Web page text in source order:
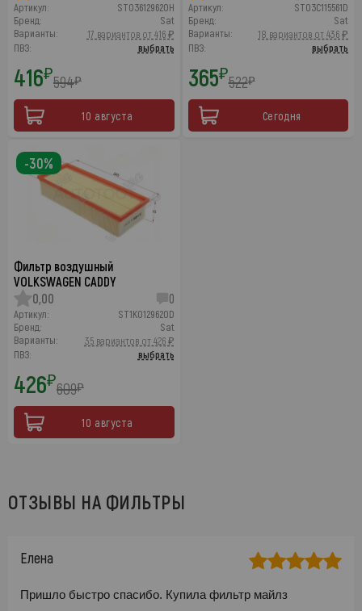
Артикул:
ST036129620H
Бренд:
Sat
Варианты:
17 вариантов от 416 ₽
ПВЗ:
выбрать
416₽594₽
10 августа
Артикул:
ST03C115561D
Бренд:
Sat
Варианты:
18 вариантов от 436 ₽
ПВЗ:
выбрать
365₽522₽
Сегодня
Фильтр воздушный
VOLKSWAGEN CADDY
0,00
0
Артикул:
ST1K0129620D
Бренд:
Sat
Варианты:
35 вариантов от 426 ₽
ПВЗ:
выбрать
426₽609₽
10 августа
-30%
ОТЗЫВЫ НА ФИЛЬТРЫ
Елена
Пришло быстро спасибо. Купила фильтр майлз